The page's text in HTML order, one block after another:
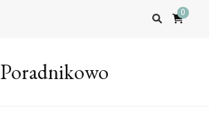
0
Poradnikowo